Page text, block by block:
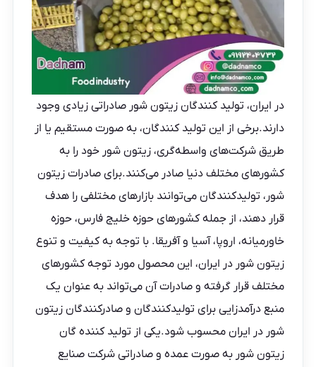
در ایران، تولید کنندگان زیتون شور صادراتی زیادی وجود
دارند.برخی از این تولید کنندگان، به صورت مستقیم یا از
طریق شرکت‌های واسطه‌گری، زیتون شور خود را به
کشورهای مختلف دنیا صادر می‌کنند.برای صادرات زیتون
شور، تولیدکنندگان می‌توانند بازارهای مختلفی را هدف
قرار دهند، از جمله کشورهای حوزه خلیج فارس، حوزه
خاورمیانه، اروپا، آسیا و آفریقا. با توجه به کیفیت و تنوع
زیتون شور در ایران، این محصول مورد توجه کشورهای
مختلف قرار گرفته و صادرات آن می‌تواند به عنوان یک
منبع درآمدزایی برای تولیدکنندگان و صادرکنندگان زیتون
شور در ایران محسوب شود.یکی از تولید کننده گان
زیتون شور به صورت عمده و صادراتیشرکت صنایع